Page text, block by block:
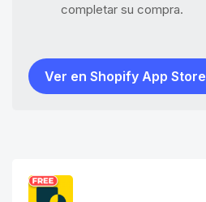
completar su compra.
Ver en Shopify App Store